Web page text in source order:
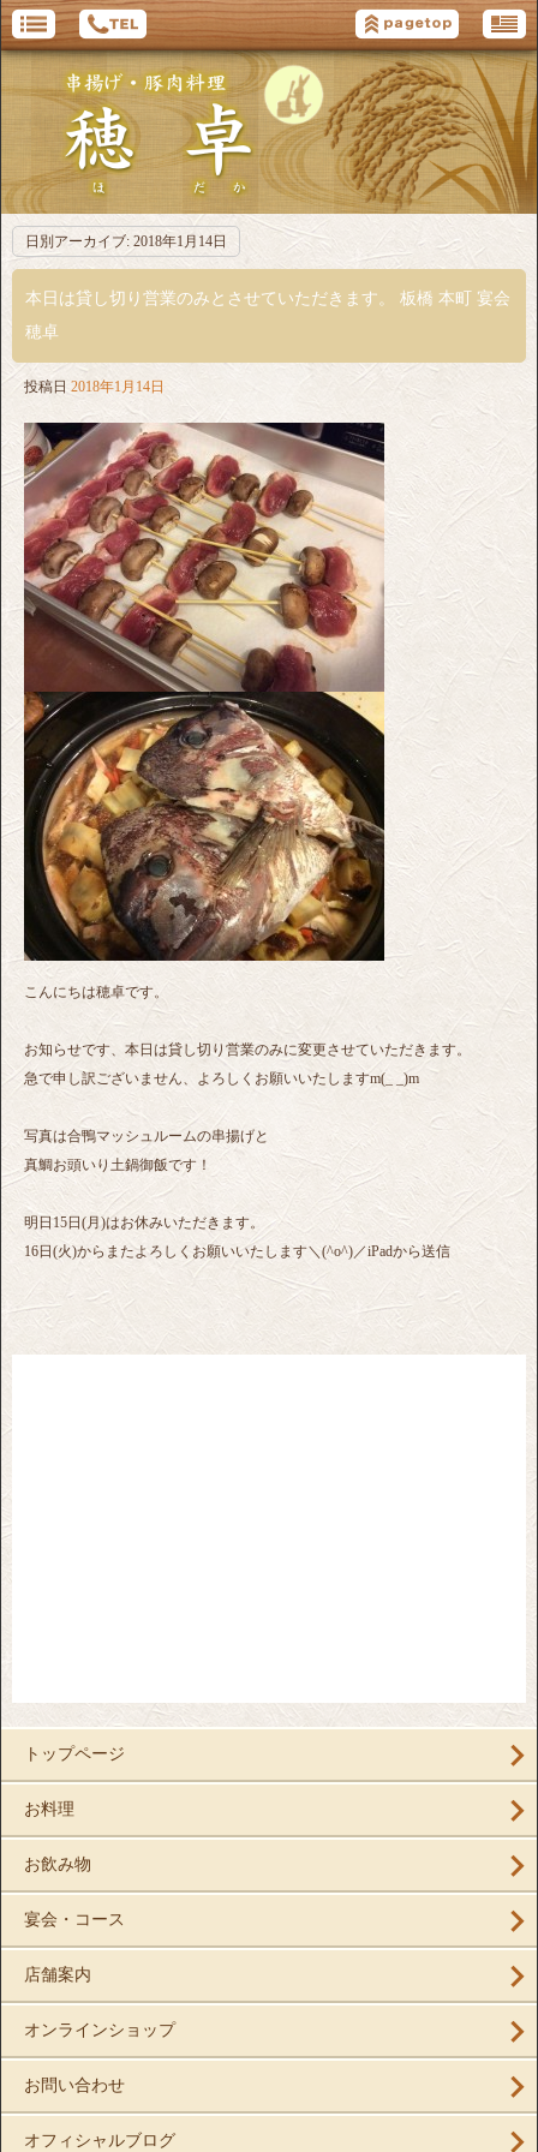
日別アーカイブ: 2018年1月14日
本日は貸し切り営業のみとさせていただきます。 板橋 本町 宴会
穂卓
投稿日 2018年1月14日
こんにちは穂卓です。
お知らせです、本日は貸し切り営業のみに変更させていただきます。
急で申し訳ございません、よろしくお願いいたしますm(_ _)m
写真は合鴨マッシュルームの串揚げと
真鯛お頭いり土鍋御飯です！
明日15日(月)はお休みいただきます。
16日(火)からまたよろしくお願いいたします＼(^o^)／iPadから送信
トップページ
お料理
お飲み物
宴会・コース
店舗案内
オンラインショップ
お問い合わせ
オフィシャルブログ